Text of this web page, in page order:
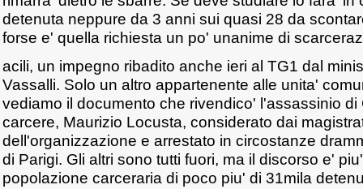
detenuta neppure da 3 anni sui quasi 28 da
forse e' quella richiesta un po' unanime di
acili, un impegno ribadito anche ieri al TG1 dal
Vassalli. Solo un altro appartenente alle unita'
vediamo il documento che rivendico' l'assassinio di
carcere, Maurizio Locusta, considerato dai
dell'organizzazione e arrestato in circostanze
di Parigi. Gli altri sono tutti fuori, ma il discorso e'
popolazione carceraria di poco piu' di 31mila